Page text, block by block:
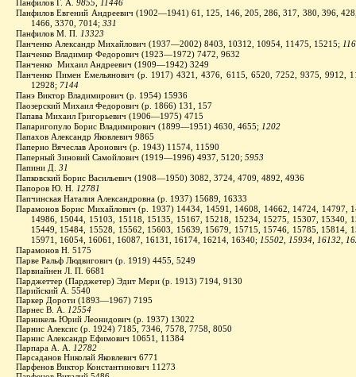
Панфилов Г. А. 9855, 11446
Панфилов Евгений Андреевич (1902—1941) 61, 125, 146, 205, 286, 317, 380, 396,
1466, 3370, 7014; 331
Панфилов М. П. 13323
Панченко Александр Михайлович (1937—2002) 8403, 10312, 10954, 11475, 15215;
Панченко Владимир Федорович (1923—1972) 7472, 9632
Панченко Михаил Андреевич (1909—1942) 3249
Панченко Пимен Емельянович (р. 1917) 4321, 4376, 6115, 6520, 7252, 9375, 9912,
12928; 7144
Панэ Виктор Владимирович (р. 1954) 15936
Паозерский Михаил Федорович (р. 1866) 131, 157
Папава Михаил Григорьевич (1906—1975) 4715
Папаригопуло Борис Владимирович (1899—1951) 4630, 4655; 1202
Папахов Александр Яковлевич 9865
Паперно Вячеслав Аронович (р. 1943) 11574, 11590
Паперный Зиновий Самойлович (1919—1996) 4937, 5120; 5953
Папини Д. 31
Папковский Борис Васильевич (1908—1950) 3082, 3724, 4709, 4892, 4936
Папоров Ю. Н. 12781
Папчинская Наталия Александровна (р. 1937) 15689, 16333
Парамонов Борис Михайлович (р. 1937) 14434, 14591, 14608, 14662, 14724, 14797,
14986, 15044, 15103, 15118, 15135, 15167, 15218, 15234, 15275, 15307, 15340,
15449, 15484, 15528, 15562, 15603, 15639, 15679, 15715, 15746, 15785, 15814,
15971, 16054, 16061, 16087, 16131, 16174, 16214, 16340; 15502,
15934, 16132,
Парамонов Н. 5175
Парве Ральф Людвигович (р. 1919) 4455, 5249
Парвиайнен Л. П. 6681
Парджеттер (Парджетер) Эдит Мери (р. 1913) 7194, 9130
Парийский А. 5540
Паркер Дороти (1893—1967) 7195
Парнес В. А. 12554
Парникель Юрий Леонидович (р. 1937) 13022
Парнис Алексис (р. 1924) 7185, 7346, 7578, 7758, 8050
Парнис Александр Ефимович 10651, 11384
Парпара А. А. 12782
Парсаданов Николай Яковлевич 6771
Парфенов Виктор Константинович 11273